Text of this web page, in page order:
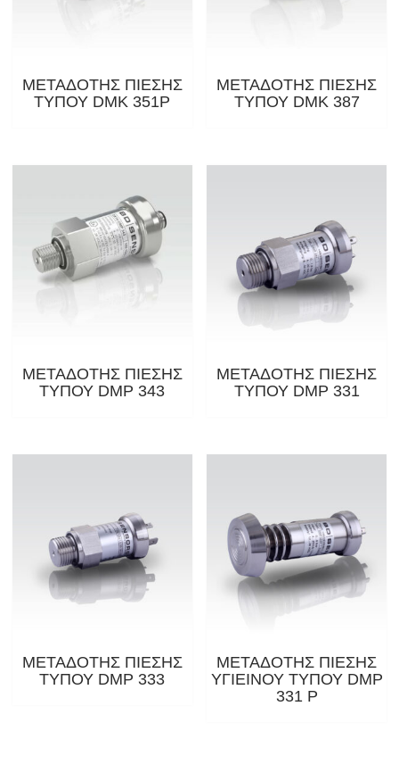
ΜΕΤΑΔΟΤΗΣ ΠΙΕΣΗΣ
ΤΥΠΟΥ DMK 351P
ΜΕΤΑΔΟΤΗΣ ΠΙΕΣΗΣ
ΤΥΠΟΥ DMK 387
ΜΕΤΑΔΟΤΗΣ ΠΙΕΣΗΣ
ΤΥΠΟΥ DMP 343
ΜΕΤΑΔΟΤΗΣ ΠΙΕΣΗΣ
ΤΥΠΟΥ DMP 331
ΜΕΤΑΔΟΤΗΣ ΠΙΕΣΗΣ
ΤΥΠΟΥ DMP 333
ΜΕΤΑΔΟΤΗΣ ΠΙΕΣΗΣ
ΥΓΙΕΙΝΟΥ ΤΥΠΟΥ DMP
331 P